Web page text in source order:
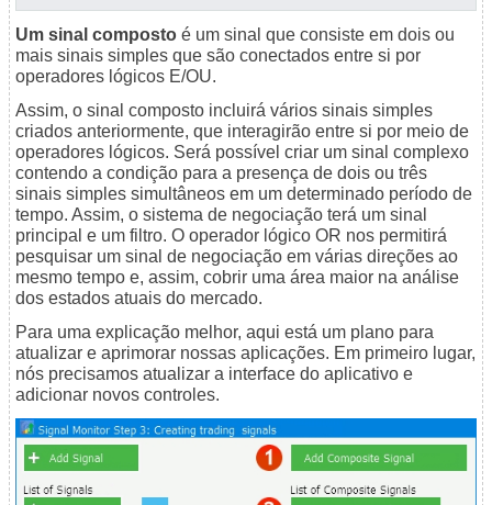
Um sinal composto é um sinal que consiste em dois ou
mais sinais simples que são conectados entre si por
operadores lógicos E/OU.
Assim, o sinal composto incluirá vários sinais simples
criados anteriormente, que interagirão entre si por meio de
operadores lógicos. Será possível criar um sinal complexo
contendo a condição para a presença de dois ou três
sinais simples simultâneos em um determinado período de
tempo. Assim, o sistema de negociação terá um sinal
principal e um filtro. O operador lógico OR nos permitirá
pesquisar um sinal de negociação em várias direções ao
mesmo tempo e, assim, cobrir uma área maior na análise
dos estados atuais do mercado.
Para uma explicação melhor, aqui está um plano para
atualizar e aprimorar nossas aplicações. Em primeiro lugar,
nós precisamos atualizar a interface do aplicativo e
adicionar novos controles.